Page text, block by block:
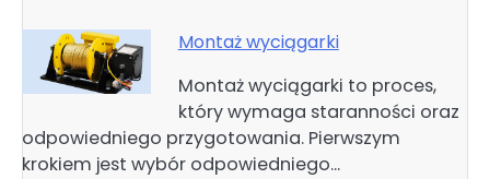
Montaż wyciągarki
Montaż wyciągarki to proces,
który wymaga staranności oraz
odpowiedniego przygotowania. Pierwszym
krokiem jest wybór odpowiedniego…